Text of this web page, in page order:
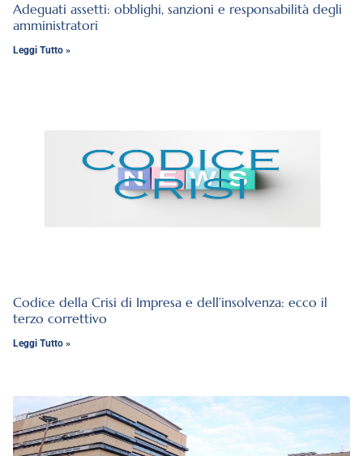
Adeguati assetti: obblighi, sanzioni e responsabilità degli
amministratori
Leggi Tutto »
Codice della Crisi di Impresa e dell’insolvenza: ecco il
terzo correttivo
Leggi Tutto »